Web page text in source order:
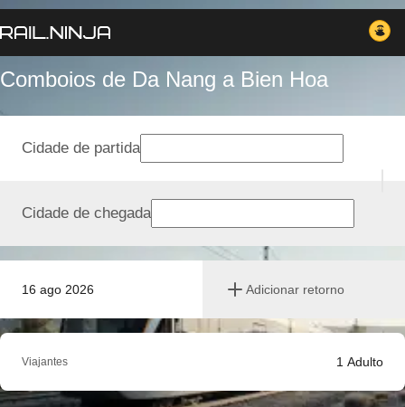
Comboios de Da Nang a Bien Hoa
16 ago 2026 Adicionar retorno
Cidade de partida
Cidade de chegada
Viajantes 1 Adulto